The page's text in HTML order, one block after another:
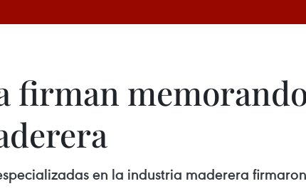
firman
en la industria maderera